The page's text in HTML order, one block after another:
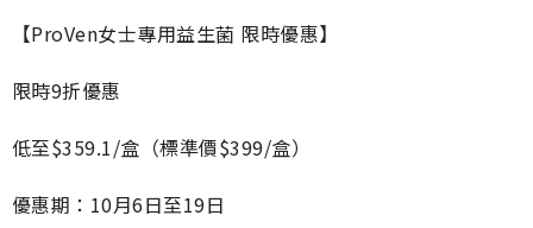
【ProVen女士專用益生菌 限時優惠】
限時9折優惠
低至$359.1/盒（標準價$399/盒）
優惠期：10月6日至19日